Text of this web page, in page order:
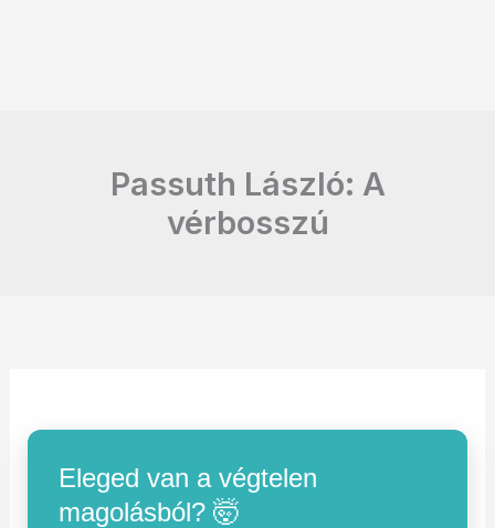
Passuth László: A
vérbosszú
Eleged van a végtelen
magolásból? 🤯